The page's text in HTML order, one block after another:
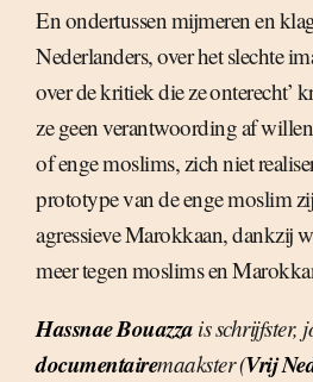
En ondertussen mijmeren en
Nederlanders, over het slechte
over de kritiek die ze onterecht’
ze geen verantwoording af
of enge moslims, zich niet
prototype van de enge moslim
agressieve Marokkaan, dankzij
meer tegen moslims en
Hassnae Bouazza is schrijfster,
documentairemaakster (Vrij